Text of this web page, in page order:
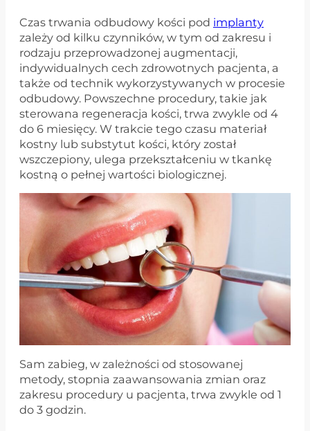
Czas trwania odbudowy kości pod implanty
zależy od kilku czynników, w tym od zakresu i
rodzaju przeprowadzonej augmentacji,
indywidualnych cech zdrowotnych pacjenta, a
także od technik wykorzystywanych w procesie
odbudowy. Powszechne procedury, takie jak
sterowana regeneracja kości, trwa zwykle od 4
do 6 miesięcy. W trakcie tego czasu materiał
kostny lub substytut kości, który został
wszczepiony, ulega przekształceniu w tkankę
kostną o pełnej wartości biologicznej.
Sam zabieg, w zależności od stosowanej
metody, stopnia zaawansowania zmian oraz
zakresu procedury u pacjenta, trwa zwykle od 1
do 3 godzin.